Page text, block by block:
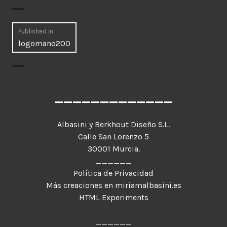
Navegación
de
Published in
logomano200
_____________
Albasini y Berkhout Diseño S.L.
Calle San Lorenzo 5
30001 Murcia.
______
Política de Privacidad
Más creaciones en miriamalbasini.es
HTML Experiments
______